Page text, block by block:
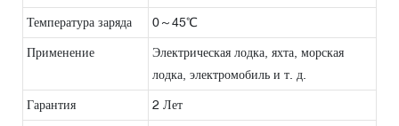
Температура заряда 0～45℃
Применение
Электрическая лодка, яхта, морская
лодка, электромобиль и т. д.
Гарантия 2 Лет